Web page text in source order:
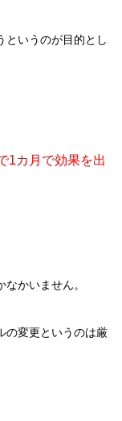
というのが目的とし
1カ月で効果を出
かいません。
の変更というのは厳